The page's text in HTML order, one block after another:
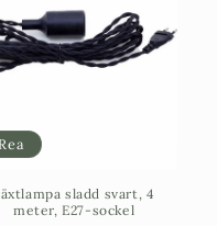
sladd svart, 4
meter, E27-sockel